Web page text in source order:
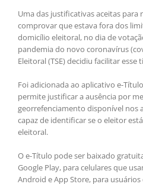
Uma das justificativas aceitas
comprovar que estava fora dos
domicílio eleitoral, no dia de
pandemia do novo coronavírus
Eleitoral (TSE) decidiu facilitar
Foi adicionada ao aplicativo e-
permite justificar a ausência por
georrefenciamento disponível nos
capaz de identificar se o eleitor
eleitoral.
O e-Título pode ser baixado
Google Play, para celulares que
Android e App Store, para usuários